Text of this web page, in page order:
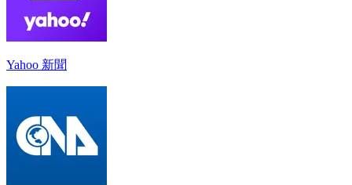
Yahoo 新聞